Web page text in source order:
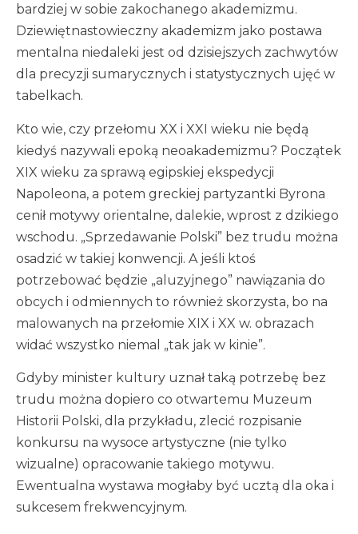
bardziej w sobie zakochanego akademizmu.
Dziewiętnastowieczny akademizm jako postawa
mentalna niedaleki jest od dzisiejszych zachwytów
dla precyzji sumarycznych i statystycznych ujęć w
tabelkach.
Kto wie, czy przełomu XX i XXI wieku nie będą
kiedyś nazywali epoką neoakademizmu? Początek
XIX wieku za sprawą egipskiej ekspedycji
Napoleona, a potem greckiej partyzantki Byrona
cenił motywy orientalne, dalekie, wprost z dzikiego
wschodu. „Sprzedawanie Polski” bez trudu można
osadzić w takiej konwencji. A jeśli ktoś
potrzebować będzie „aluzyjnego” nawiązania do
obcych i odmiennych to również skorzysta, bo na
malowanych na przełomie XIX i XX w. obrazach
widać wszystko niemal „tak jak w kinie”.
Gdyby minister kultury uznał taką potrzebę bez
trudu można dopiero co otwartemu Muzeum
Historii Polski, dla przykładu, zlecić rozpisanie
konkursu na wysoce artystyczne (nie tylko
wizualne) opracowanie takiego motywu.
Ewentualna wystawa mogłaby być ucztą dla oka i
sukcesem frekwencyjnym.